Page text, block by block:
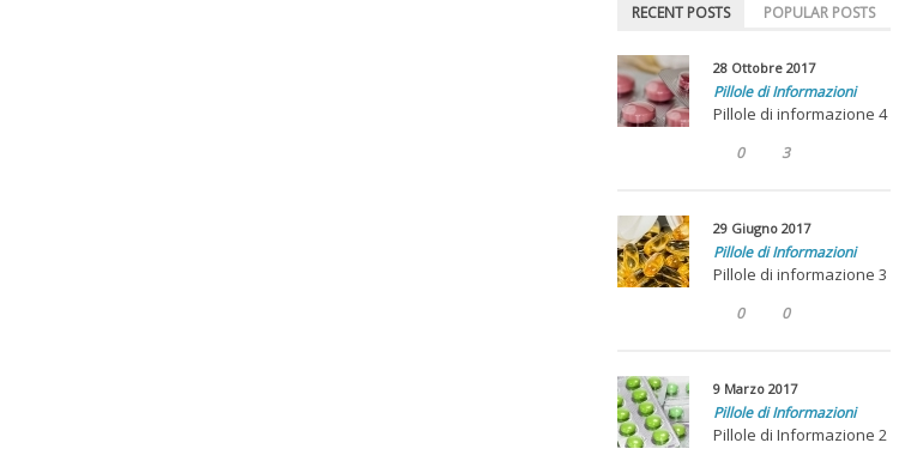
RECENT POSTS POPULAR POSTS
28 Ottobre 2017
Pillole di Informazioni
Pillole di informazione 4
0 3
29 Giugno 2017
Pillole di Informazioni
Pillole di informazione 3
0 0
9 Marzo 2017
Pillole di Informazioni
Pillole di Informazione 2